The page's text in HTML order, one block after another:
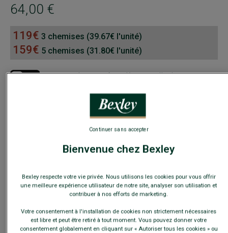
64,00 €
119€ 3 chemises (39.67€ l'unité)
159€ 5 chemises (31.80€ l'unité)
Payez en plusieurs fois dès 199€ d'achat
COULEURS DISPONIBLES
Guide des tailles
Quelle est ma taille ?
Bienvenue chez Bexley
Bexley respecte votre vie privée. Nous utilisons les cookies pour vous offrir
une meilleure expérience utilisateur de notre site, analyser son utilisation et
contribuer à nos efforts de marketing.
Votre consentement à l'installation de cookies non strictement nécessaires
est libre et peut être retiré à tout moment. Vous pouvez donner votre
consentement globalement en cliquant sur « Autoriser tous les cookies » ou
Continuer sans accepter